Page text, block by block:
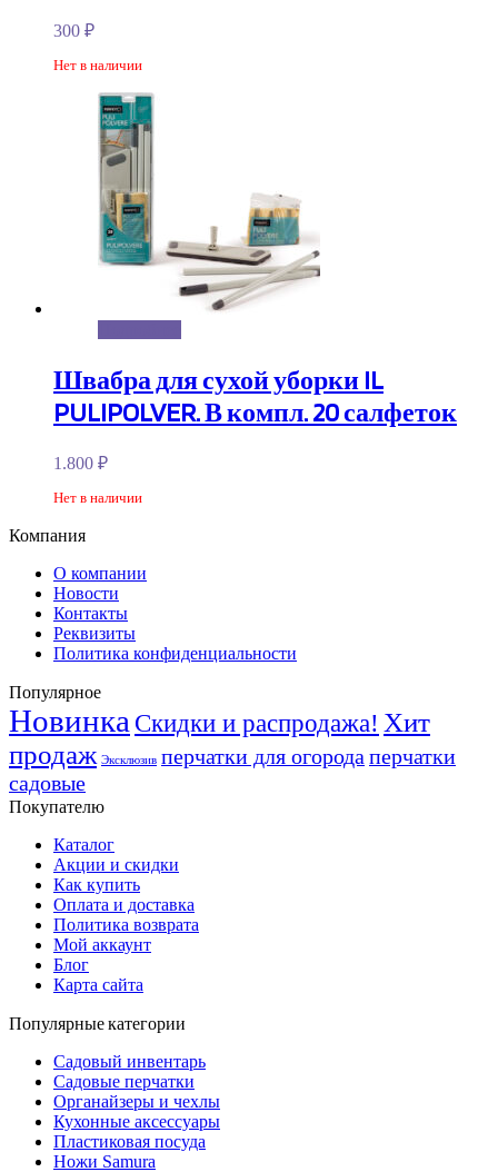
300 ₽
Нет в наличии
Швабра для сухой уборки IL
PULIPOLVER. В компл. 20 салфеток
1.800 ₽
Нет в наличии
Компания
О компании
Новости
Контакты
Реквизиты
Политика конфиденциальности
Популярное
Новинка Скидки и распродажа! Хит
продаж Эксклюзив перчатки для огорода перчатки
садовые
Покупателю
Каталог
Акции и скидки
Как купить
Оплата и доставка
Политика возврата
Мой аккаунт
Блог
Карта сайта
Популярные категории
Садовый инвентарь
Садовые перчатки
Органайзеры и чехлы
Кухонные аксессуары
Пластиковая посуда
Ножи Samura